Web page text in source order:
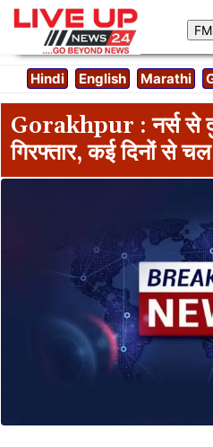
Hindi English Marathi
Gorakhpur : नर्स से
गिरफ्तार, कई दिनों से चल